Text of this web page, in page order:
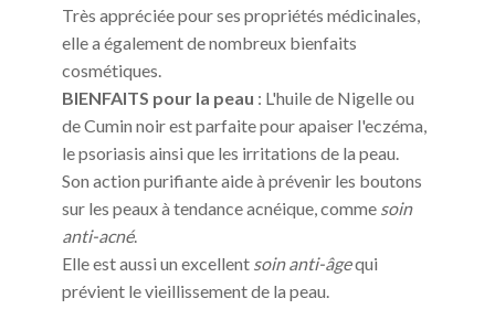
Très appréciée pour ses propriétés médicinales,
elle a également de nombreux bienfaits
cosmétiques.
BIENFAITS pour la peau : L'huile de Nigelle ou
de Cumin noir est parfaite pour apaiser l'eczéma,
le psoriasis ainsi que les irritations de la peau.
Son action purifiante aide à prévenir les boutons
sur les peaux à tendance acnéique, comme soin
anti-acné.
Elle est aussi un excellent soin anti-âgequi
prévient le vieillissement de la peau.